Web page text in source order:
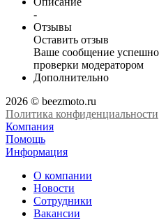
-
Отзывы
Оставить отзыв
Ваше сообщение
проверки модератором
Дополнительно
2026 © beezmoto.ru
Политика конфиденциальности
Компания
Помощь
Информация
О компании
Новости
Сотрудники
Вакансии